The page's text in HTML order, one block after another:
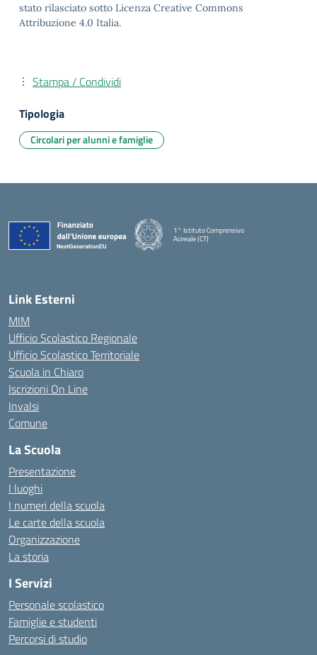
stato rilasciato sotto Licenza Creative Commons
Attribuzione 4.0 Italia.
Stampa / Condividi
Tipologia
Circolari per alunni e famiglie
1° Istituto Comprensivo
Acireale (CT)
Link Esterni
MIM
Ufficio Scolastico Regionale
Ufficio Scolastico Territoriale
Scuola in Chiaro
Iscrizioni On Line
Invalsi
Comune
La Scuola
Presentazione
I luoghi
I numeri della scuola
Le carte della scuola
Organizzazione
La storia
I Servizi
Personale scolastico
Famiglie e studenti
Percorsi di studio